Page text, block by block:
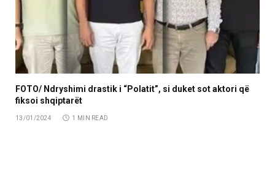
FOTO/ Ndryshimi drastik i “Polatit”, si duket sot aktori që
fiksoi shqiptarët
13/01/2024 1 MIN READ